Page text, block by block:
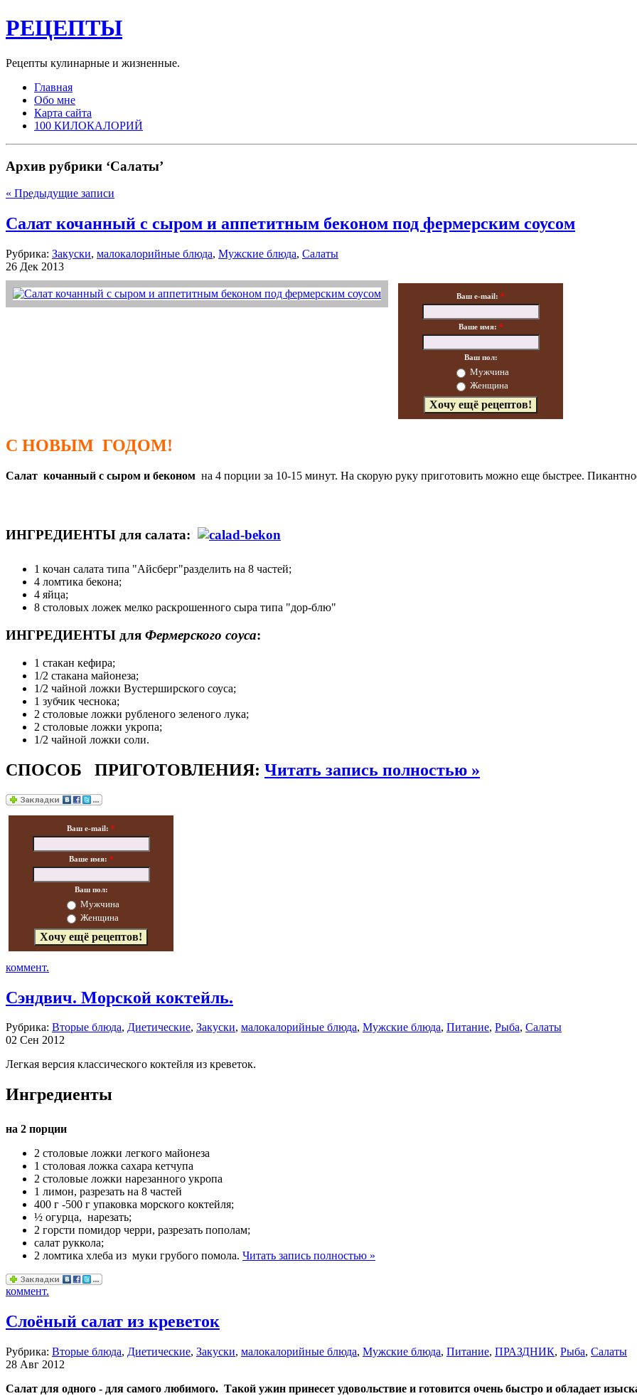
РЕЦЕПТЫ
Рецепты кулинарные и жизненные.
Главная
Обо мне
Карта сайта
100 КИЛОКАЛОРИЙ
Архив рубрики ‘Салаты’
« Предыдущие записи
Салат кочанный с сыром и аппетитным беконом под фермерским соусом
Рубрика: Закуски, малокалорийные блюда, Мужские блюда, Салаты
26 Дек 2013
Ваш e-mail: *
Ваше имя: *
Ваш пол:
Мужчина
Женщина
С НОВЫМ ГОДОМ!
Салат кочанный с сыром и беконом на 4 порции за 10-15 минут. На скорую руку приготовить можно еще быстрее.
ИНГРЕДИЕНТЫ для салата:
1 кочан салата типа "Айсберг"разделить на 8 частей;
4 ломтика бекона;
4 яйца;
8 столовых ложек мелко раскрошенного сыра типа "дор-блю"
ИНГРЕДИЕНТЫ для Фермерского соуса:
1 стакан кефира;
1/2 стакана майонеза;
1/2 чайной ложки Вустерширского соуса;
1 зубчик чеснока;
2 столовые ложки рубленого зеленого лука;
2 столовые ложки укропа;
1/2 чайной ложки соли.
СПОСОБ ПРИГОТОВЛЕНИЯ: Читать запись полностью »
Ваш e-mail: *
Ваше имя: *
Ваш пол:
Мужчина
Женщина
коммент.
Сэндвич. Морской коктейль.
Рубрика: Вторые блюда, Диетические, Закуски, малокалорийные блюда, Мужские блюда, Питание, Рыба, Салаты
02 Сен 2012
Легкая версия классического коктейля из креветок.
Ингредиенты
на 2 порции
2 столовые ложки легкого майонеза
1 столовая ложка сахара кетчупа
2 столовые ложки нарезанного укропа
1 лимон, разрезать на 8 частей
400 г -500 г упаковка морского коктейля;
½ огурца, нарезать;
2 горсти помидор черри, разрезать пополам;
салат руккола;
2 ломтика хлеба из муки грубого помола. Читать запись полностью »
коммент.
Слоёный салат из креветок
Рубрика: Вторые блюда, Диетические, Закуски, малокалорийные блюда, Мужские блюда, Питание, ПРАЗДНИК, Рыба, Салаты
28 Авг 2012
Салат для одного - для самого любимого. Такой ужин принесет удовольствие и готовится очень быстро и обладает